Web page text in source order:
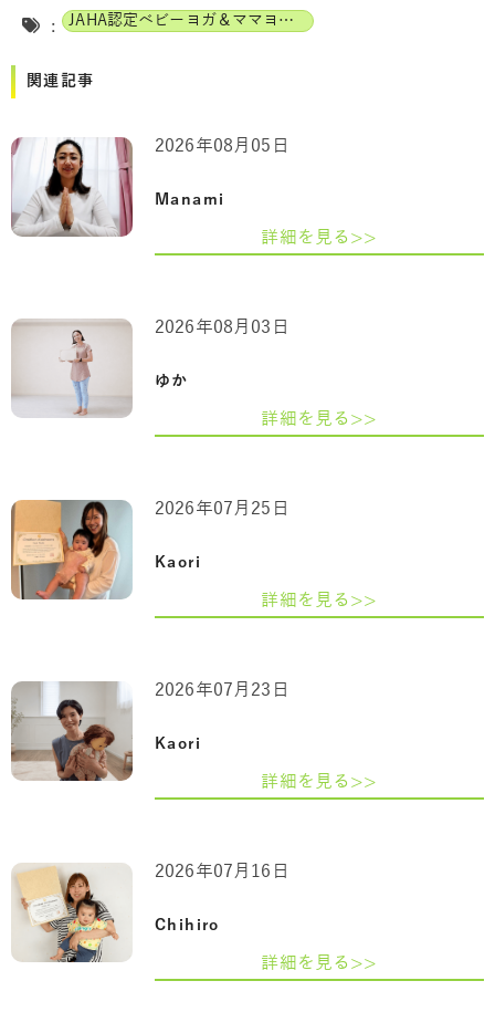
: JAHA認定ベビーヨガ＆ママヨガインストラクター
関連記事
Manami
2026年08月05日
詳細を見る>>
ゆか
2026年08月03日
詳細を見る>>
Kaori
2026年07月25日
詳細を見る>>
Kaori
2026年07月23日
詳細を見る>>
Chihiro
2026年07月16日
詳細を見る>>